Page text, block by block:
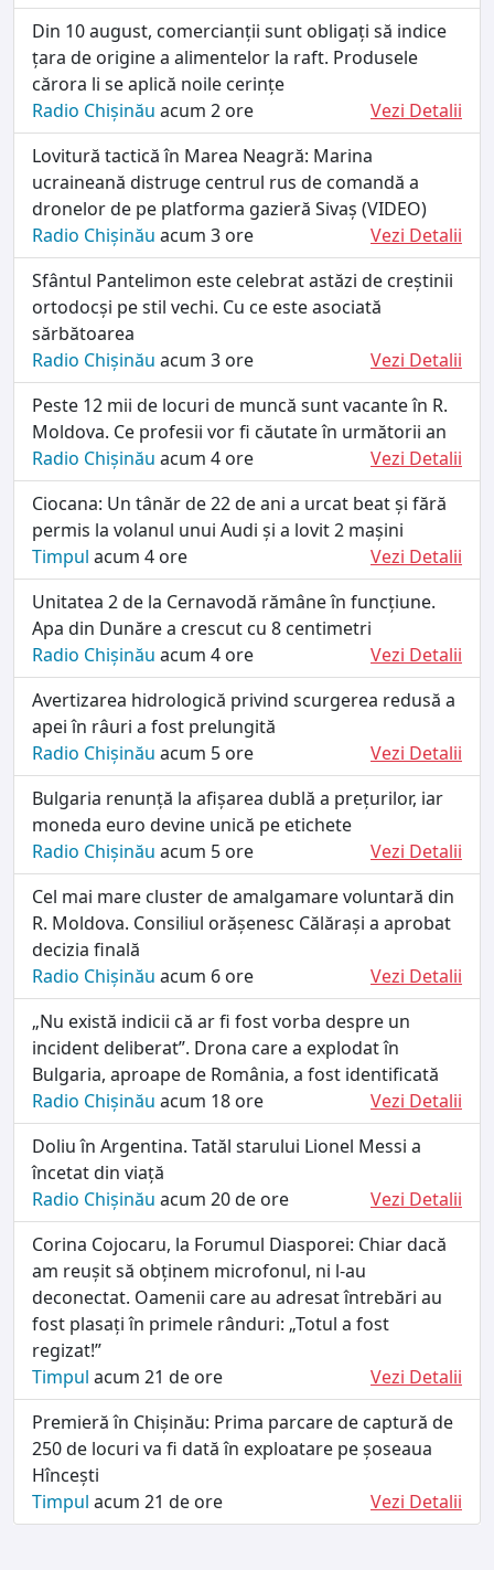
Din 10 august, comercianții sunt obligați să indice
țara de origine a alimentelor la raft. Produsele
cărora li se aplică noile cerințe
Radio Chișinău acum 2 ore
Vezi Detalii
Lovitură tactică în Marea Neagră: Marina
ucraineană distruge centrul rus de comandă a
dronelor de pe platforma gazieră Sivaș (VIDEO)
Radio Chișinău acum 3 ore
Vezi Detalii
Sfântul Pantelimon este celebrat astăzi de creștinii
ortodocși pe stil vechi. Cu ce este asociată
sărbătoarea
Radio Chișinău acum 3 ore
Vezi Detalii
Peste 12 mii de locuri de muncă sunt vacante în R.
Moldova. Ce profesii vor fi căutate în următorii an
Radio Chișinău acum 4 ore
Vezi Detalii
Ciocana: Un tânăr de 22 de ani a urcat beat și fără
permis la volanul unui Audi și a lovit 2 mașini
Timpul acum 4 ore
Vezi Detalii
Unitatea 2 de la Cernavodă rămâne în funcțiune.
Apa din Dunăre a crescut cu 8 centimetri
Radio Chișinău acum 4 ore
Vezi Detalii
Avertizarea hidrologică privind scurgerea redusă a
apei în râuri a fost prelungită
Radio Chișinău acum 5 ore
Vezi Detalii
Bulgaria renunță la afișarea dublă a prețurilor, iar
moneda euro devine unică pe etichete
Radio Chișinău acum 5 ore
Vezi Detalii
Cel mai mare cluster de amalgamare voluntară din
R. Moldova. Consiliul orășenesc Călărași a aprobat
decizia finală
Radio Chișinău acum 6 ore
Vezi Detalii
„Nu există indicii că ar fi fost vorba despre un
incident deliberat”. Drona care a explodat în
Bulgaria, aproape de România, a fost identificată
Radio Chișinău acum 18 ore
Vezi Detalii
Doliu în Argentina. Tatăl starului Lionel Messi a
încetat din viață
Radio Chișinău acum 20 de ore
Vezi Detalii
Corina Cojocaru, la Forumul Diasporei: Chiar dacă
am reușit să obținem microfonul, ni l-au
deconectat. Oamenii care au adresat întrebări au
fost plasați în primele rânduri: „Totul a fost
regizat!”
Timpul acum 21 de ore
Vezi Detalii
Premieră în Chișinău: Prima parcare de captură de
250 de locuri va fi dată în exploatare pe șoseaua
Hîncești
Timpul acum 21 de ore Vezi Detalii